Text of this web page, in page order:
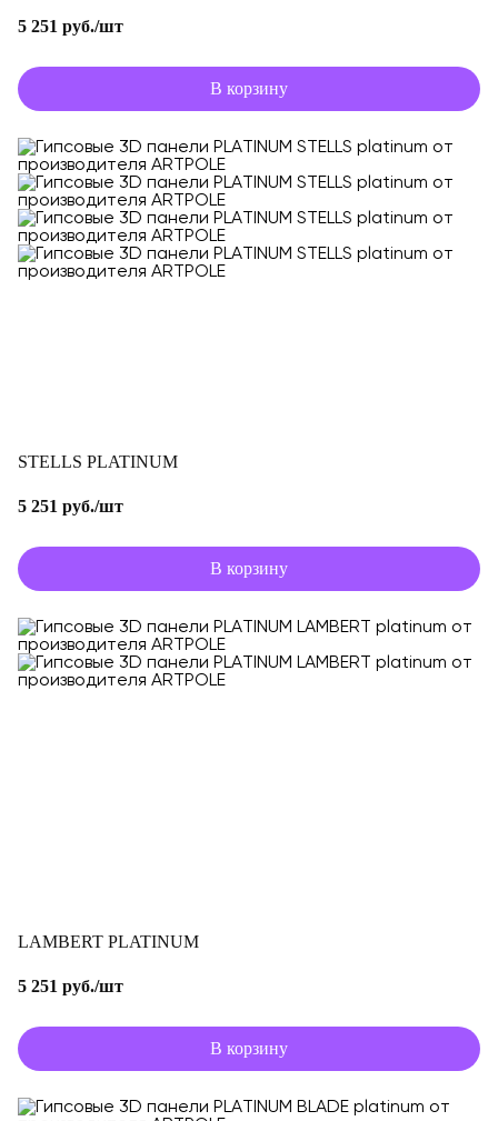
5 251 руб./шт
В корзину
STELLS PLATINUM
5 251 руб./шт
В корзину
LAMBERT PLATINUM
5 251 руб./шт
В корзину